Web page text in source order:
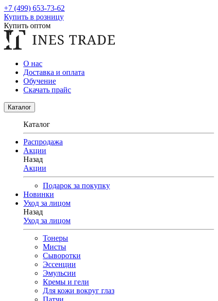
+7 (499) 653-73-62
Купить в розницу
Купить оптом
О нас
Доставка и оплата
Обучение
Скачать прайс
Каталог
Каталог
Распродажа
Акции
Назад
Акции
Подарок за покупку
Новинки
Уход за лицом
Назад
Уход за лицом
Тонеры
Мисты
Сыворотки
Эссенции
Эмульсии
Кремы и гели
Для кожи вокруг глаз
Патчи